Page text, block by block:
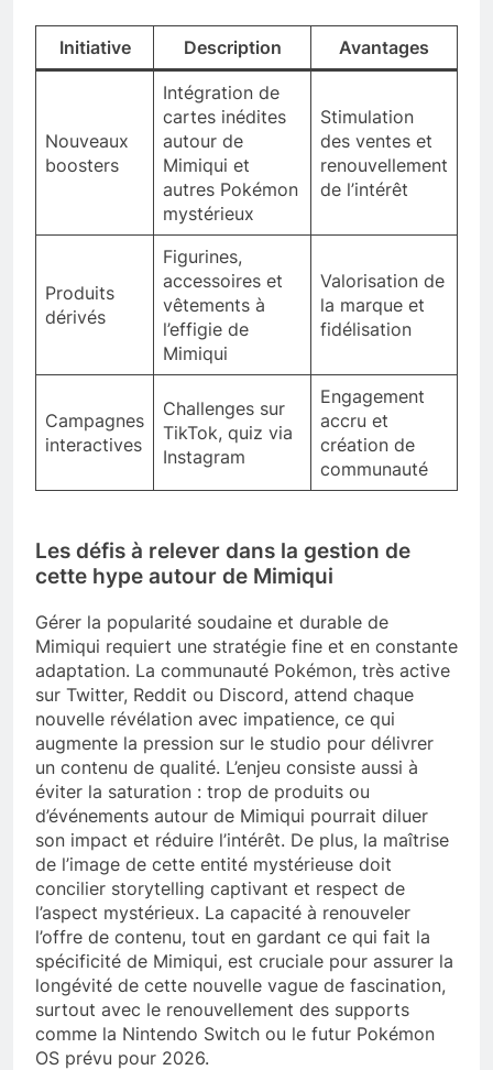
Initiative Description Avantages
Nouveaux
boosters
Intégration de
cartes inédites
autour de
Mimiqui et
autres Pokémon
mystérieux
Stimulation
des ventes et
renouvellement
de l’intérêt
Produits
dérivés
Figurines,
accessoires et
vêtements à
l’effigie de
Mimiqui
Valorisation de
la marque et
fidélisation
Campagnes
interactives
Challenges sur
TikTok, quiz via
Instagram
Engagement
accru et
création de
communauté
Les défis à relever dans la gestion de
cette hype autour de Mimiqui
Gérer la popularité soudaine et durable de
Mimiqui requiert une stratégie fine et en constante
adaptation. La communauté Pokémon, très active
sur Twitter, Reddit ou Discord, attend chaque
nouvelle révélation avec impatience, ce qui
augmente la pression sur le studio pour délivrer
un contenu de qualité. L’enjeu consiste aussi à
éviter la saturation : trop de produits ou
d’événements autour de Mimiqui pourrait diluer
son impact et réduire l’intérêt. De plus, la maîtrise
de l’image de cette entité mystérieuse doit
concilier storytelling captivant et respect de
l’aspect mystérieux. La capacité à renouveler
l’offre de contenu, tout en gardant ce qui fait la
spécificité de Mimiqui, est cruciale pour assurer la
longévité de cette nouvelle vague de fascination,
surtout avec le renouvellement des supports
comme la Nintendo Switch ou le futur Pokémon
OS prévu pour 2026.